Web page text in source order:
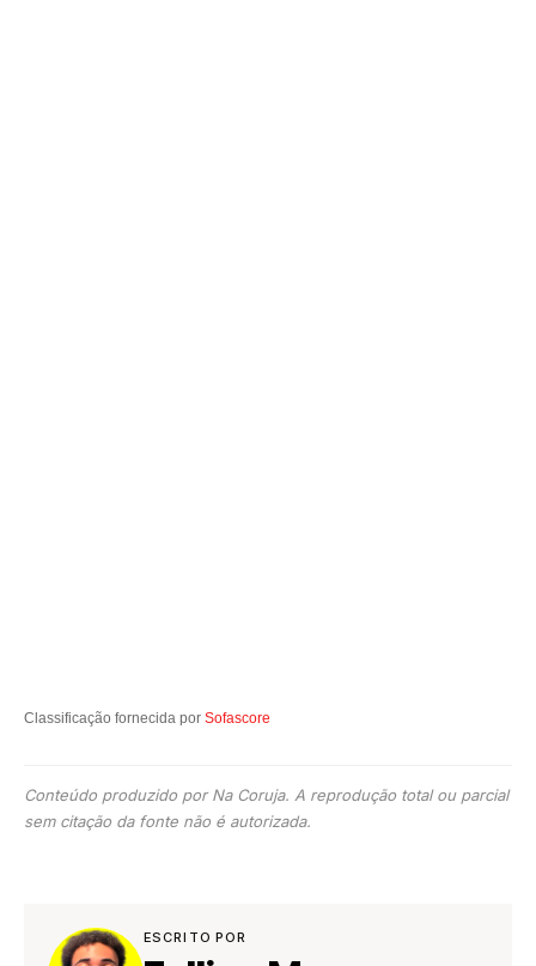
Classificação fornecida por Sofascore
Conteúdo produzido por Na Coruja. A reprodução total ou parcial
sem citação da fonte não é autorizada.
ESCRITO POR